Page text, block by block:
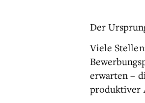
Der
Viele
erwarten –
produktiver